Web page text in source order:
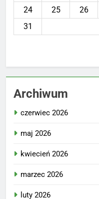
24
25 26
31
Archiwum
czerwiec 2026
maj 2026
kwiecień 2026
marzec 2026
luty 2026